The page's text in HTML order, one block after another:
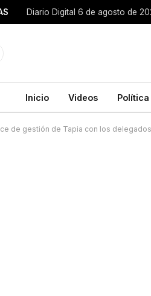
Diario Digital 6 de agosto de
Inicio Videos Política
de gestión de Tapia con los